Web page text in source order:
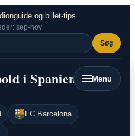
og billet-tips
sep-nov
Søg
i Spanien Menu
FC Barcelona